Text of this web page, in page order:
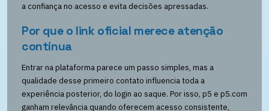
a confiança no acesso e evita decisões apressadas.
Por que o link oficial merece atenção
contínua
Entrar na plataforma parece um passo simples, mas a
qualidade desse primeiro contato influencia toda a
experiência posterior, do login ao saque. Por isso, p5 e p5.com
ganham relevância quando oferecem acesso consistente,